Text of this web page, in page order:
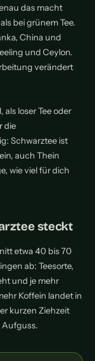
das macht
bei grünem Tee.
China und
und Ceylon.
verändert
loser Tee oder
die
Schwarztee ist
auch Thein
wie viel für dich
steckt
etwa 40 bis 70
ab: Teesorte,
und je mehr
Koffein landet in
kurzen Ziehzeit
Aufguss.